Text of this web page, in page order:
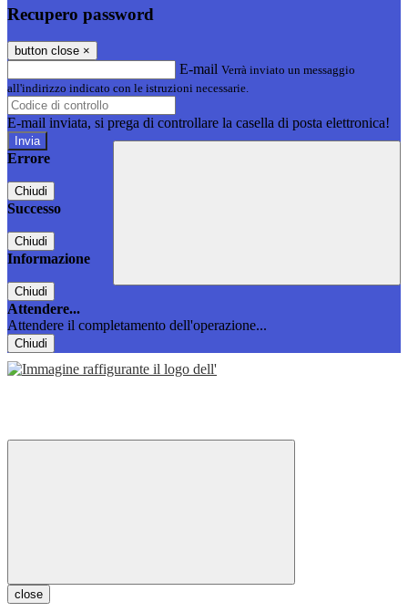
Recupero password
button close ×
E-mail Verrà inviato un messaggio
all'indirizzo indicato con le istruzioni necessarie.
E-mail inviata, si prega di controllare la casella di posta elettronica!
Errore
Chiudi
Successo
Chiudi
Informazione
Chiudi
Attendere...
Attendere il completamento dell'operazione...
Chiudi
close